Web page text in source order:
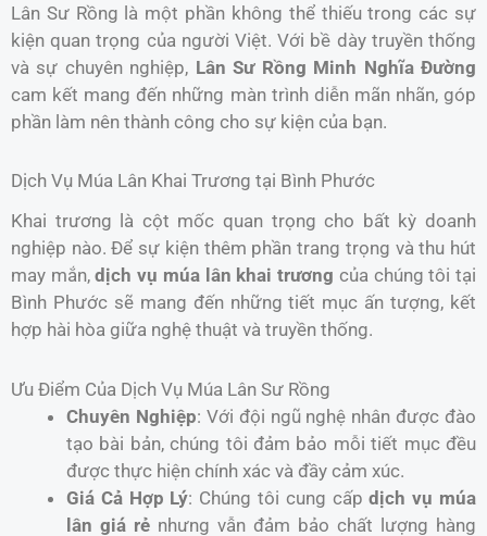
Lân Sư Rồng là một phần không thể thiếu trong các sự
kiện quan trọng của người Việt. Với bề dày truyền thống
và sự chuyên nghiệp, Lân Sư Rồng Minh Nghĩa Đường
cam kết mang đến những màn trình diễn mãn nhãn, góp
phần làm nên thành công cho sự kiện của bạn.
Dịch Vụ Múa Lân Khai Trương tại Bình Phước
Khai trương là cột mốc quan trọng cho bất kỳ doanh
nghiệp nào. Để sự kiện thêm phần trang trọng và thu hút
may mắn,dịch vụ múa lân khai trương của chúng tôi tại
Bình Phước sẽ mang đến những tiết mục ấn tượng, kết
hợp hài hòa giữa nghệ thuật và truyền thống.
Ưu Điểm Của Dịch Vụ Múa Lân Sư Rồng
Chuyên Nghiệp: Với đội ngũ nghệ nhân được đào
tạo bài bản, chúng tôi đảm bảo mỗi tiết mục đều
được thực hiện chính xác và đầy cảm xúc.
Giá Cả Hợp Lý: Chúng tôi cung cấpdịch vụ múa
lân giá rẻ nhưng vẫn đảm bảo chất lượng hàng